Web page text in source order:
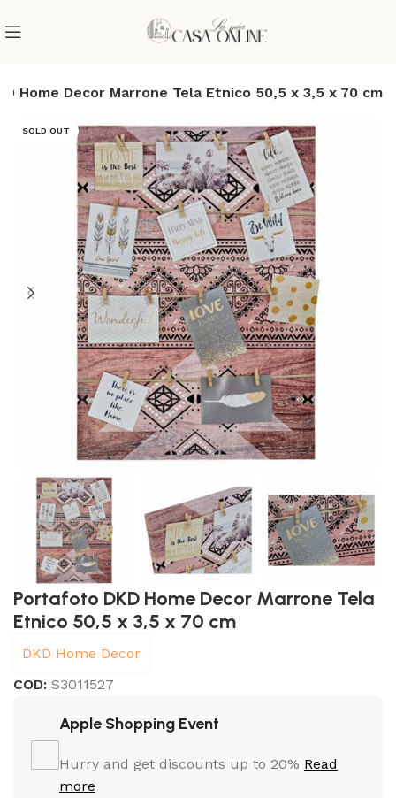
Home Decor Marrone Tela Etnico 50,5 x 3,5 x 70 cm
SOLD OUT
Portafoto DKD Home Decor Marrone Tela
Etnico 50,5 x 3,5 x 70 cm
DKD Home Decor
COD:S3011527
Apple Shopping Event
Hurry and get discounts up to 20% Read
more